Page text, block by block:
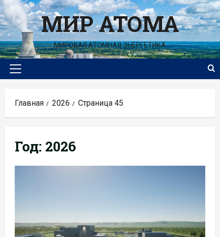
Перейти
к
содержимомуМИР АТОМА
МИРОВАЯ АТОМНАЯ ЭНЕРГЕТИКА
Основное
Главная 2026 Страница 45
Год: 2026